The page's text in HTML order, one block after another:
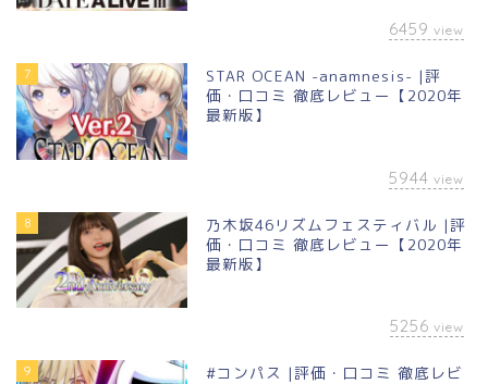
6459 view
7
STAR OCEAN -anamnesis- |評
価・口コミ 徹底レビュー【2020年
最新版】
5944 view
8
乃木坂46リズムフェスティバル |評
価・口コミ 徹底レビュー【2020年
最新版】
5256 view
9
#コンパス |評価・口コミ 徹底レビ